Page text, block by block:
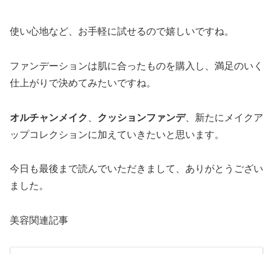
使い心地など、お手軽に試せるので嬉しいですね。
ファンデーションは肌に合ったものを購入し、満足のいく
仕上がりで決めてみたいですね。
オルチャンメイク クッションファンデ、新たにメイクア
ップコレクションに加えていきたいと思います。
今日も最後まで読んでいただきまして、ありがとうござい
ました。
美容関連記事